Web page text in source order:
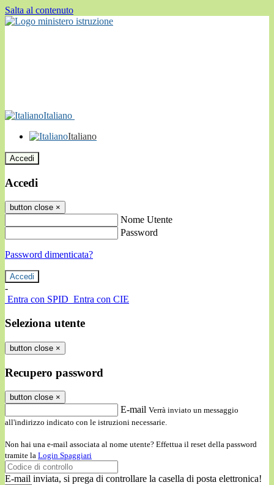
Salta al contenuto
Italiano
Italiano
Accedi
Accedi
button close ×
Nome Utente
Password
Password dimenticata?
-
Entra con SPID Entra con CIE
Seleziona utente
button close ×
Recupero password
button close ×
E-mail Verrà inviato un messaggio
all'indirizzo indicato con le istruzioni necessarie.
Non hai una e-mail associata al nome utente? Effettua il reset della password
tramite la Login Spaggiari
E-mail inviata, si prega di controllare la casella di posta elettronica!